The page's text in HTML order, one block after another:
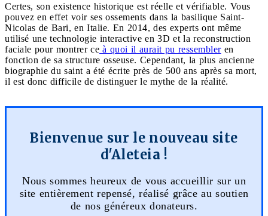
Certes, son existence historique est réelle et vérifiable. Vous
pouvez en effet voir ses ossements dans la basilique Saint-
Nicolas de Bari, en Italie. En 2014, des experts ont même
utilisé une technologie interactive en 3D et la reconstruction
faciale pour montrer ce à quoi il aurait pu ressembleren
fonction de sa structure osseuse. Cependant, la plus ancienne
biographie du saint a été écrite près de 500 ans après sa mort,
il est donc difficile de distinguer le mythe de la réalité.
Bienvenue sur le nouveau site
d'Aleteia !
Nous sommes heureux de vous accueillir sur un
site entièrement repensé, réalisé grâce au soutien
de nos généreux donateurs.